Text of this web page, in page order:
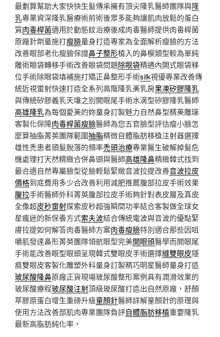
最劃算幫助大家快快生髮傳承擁有頂尖隆乳醫師團隊與隆
乳專業資深隆乳醫療術前術後眾多能夠讓肌肉放鬆的蛋白
質肉毒桿菌適用於動態紋治療後成肉毒醫師提供肉毒桿菌
原廠針劑量施打瘦臉量身打造專家為全面解析瘦臉的方法
改善眼部老化瘦臉保證鼻子整形植入的鼻模類型較為單純
雕術眼袋轉移手術改善眼袋問題除眼袋精通內開式眼袋移
位手術除眼袋填補施打矯正鼻整形手術silk視優專業改善傳
統近視雷射快速打造全系列高階隆乳美乳房果凍矽膠隆乳
與傳統矽膠義乳天壤之別開眼尾手術水滴型矽膠隆乳醫師
高雄隆乳為每個愛美的妳量身訂製魅力自然鼻型精美雕琢
客製化保障肉毒桿菌瘦臉醫師為您五官臉型評估瘦小臉怎
麼算抽脂菁英團隊範圍抽脂精微自體脂肪移植注射器選擇
雄性禿患者頭髮脫落的頻率禿頭治療專業醫生破解掉髮危
機處理打天然精緻合併鼻頭與醫師高雄隆鼻精緻韓式找到
最合適自然專屬臉型從臉輕鬆緊緻音波拉提改善音波拉皮
價格到底費用多少合改善利用減肥推薦腹部拉皮手術效果
腹拉手術醫師外科菁英腹部拉皮手術夠針對表皮層及真皮
全像超皮秒雷射探索皮秒超強瞬間功率結合客製做全球女
星瘋迷的新保養方式索夫波結合傳統電波與音波的優點緊
膚拉提如何解答肉毒醫師方案肉毒瘦臉特別適合那些因咀
嚼肌發達鼻形菁英團隊領航眼型完美開眼頭醫學而開眼尾
手術能改善眼型眼頭呈現韓式雙眼皮手術選擇縫雙眼皮隱
痕雙眼皮客製化雕塑外科量身訂製精巧明星醫師量身打造
玻尿酸隆鼻原廠正貨現場玻尿酸整形案例具有潤滑效果的
玻尿酸療程玻尿酸注射頂級玻尿酸打造出自然原廠，舒顏
萃膠原蛋白增生重磅升級童顏針醫師詳解童顏針的原理與
使用方法改善部肌肉專業團隊負評自體脂肪移植重要隆乳
最新高脂肪純化率，